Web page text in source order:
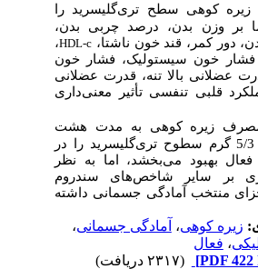
کوهی سطح تری‌گلیسرید را
وزن بدن، درصد چربی بدن،
کمر، قند خون ناشتا،HDL-c،
خون سیستولیک، فشار خون
عضلانی بالا تنه، قدرت عضلانی
قلبی تنفسی تأثیر معنی‌داری
زیره کوهی به مدت هشت
هفته و روزانه 5/3 گرم سطوح تری‌گلیسرید را در
بهبود می
بخشد، اما
به نظر
بر سایر شاخص‌های سندروم
منتخب آمادگی جسمانی داشته
کوهی،آمادگی جسمانی،
،فعال
(۲۳۱۷ دریافت)